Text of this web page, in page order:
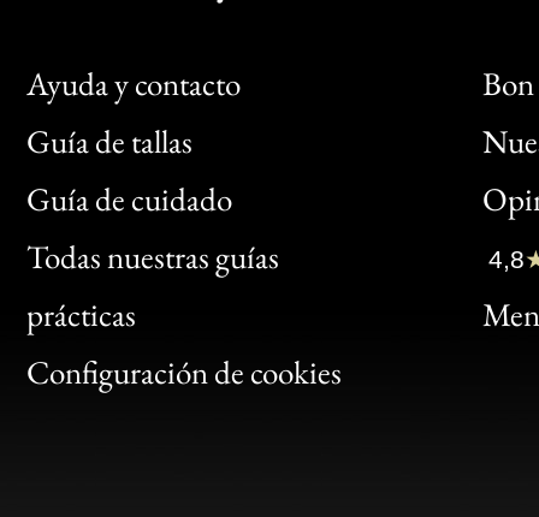
Ayuda y contacto
Guía de tallas
Guía de cuidado
Todas nuestras guías
prácticas
Configuración de cookies
Bon
Clic
Bon
4,8